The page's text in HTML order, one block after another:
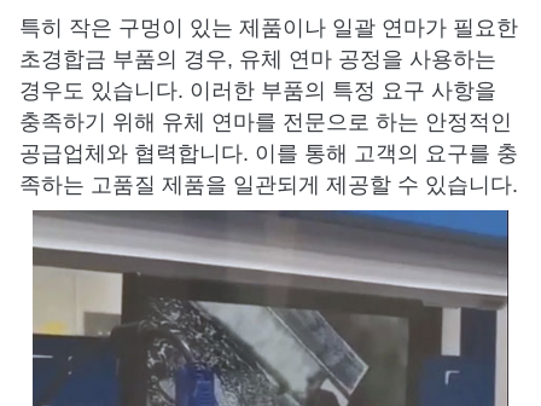
특히 작은 구멍이 있는 제품이나 일괄 연마가 필요한
초경합금 부품의 경우, 유체 연마 공정을 사용하는
경우도 있습니다. 이러한 부품의 특정 요구 사항을
충족하기 위해 유체 연마를 전문으로 하는 안정적인
공급업체와 협력합니다. 이를 통해 고객의 요구를 충
족하는 고품질 제품을 일관되게 제공할 수 있습니다.